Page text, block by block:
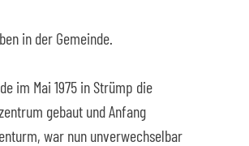
in der Gemeinde.
im Mai 1975 in Strümp die
gebaut und Anfang
war nun unverwechselbar